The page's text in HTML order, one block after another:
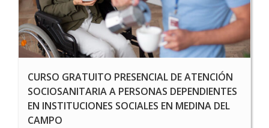
CURSO GRATUITO PRESENCIAL DE ATENCIÓN
SOCIOSANITARIA A PERSONAS DEPENDIENTES
EN INSTITUCIONES SOCIALES EN MEDINA DEL
CAMPO